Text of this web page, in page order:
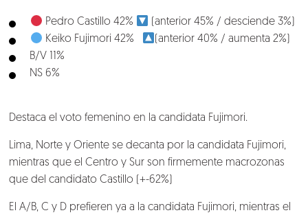
Pedro Castillo 42%
(anterior 45% / desciende 3%)
Keiko Fujimori 42%
(anterior 40% / aumenta 2%)
B/V 11%
NS 6%
Destaca el voto femenino en la candidata Fujimori.
Lima, Norte y Oriente se decanta por la candidata Fujimori,
mientras que el Centro y Sur son firmemente macrozonas
que del candidato Castillo (+-62%)
El A/B, C y D prefieren ya a la candidata Fujimori, mientras el